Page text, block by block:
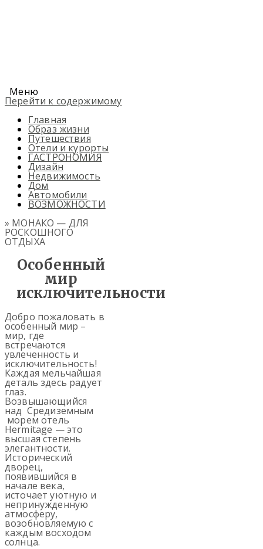
Меню
Перейти к содержимому
Главная
Образ жизни
Путешествия
Отели и курорты
ГАСТРОНОМИЯ
Дизайн
Недвижимость
Дом
Автомобили
ВОЗМОЖНОСТИ
» МОНАКО — ДЛЯ
РОСКОШНОГО
ОТДЫХА
Особенный
мир
исключительности
Добро пожаловать в
особенный мир –
мир, где
встречаются
увлеченность и
исключительность!
Каждая мельчайшая
деталь здесь радует
глаз.
Возвышающийся
над Средиземным
морем отель
Hermitage — это
высшая степень
элегантности.
Исторический
дворец,
появившийся в
начале века,
источает уютную и
непринужденную
атмосферу,
возобновляемую с
каждым восходом
солнца.